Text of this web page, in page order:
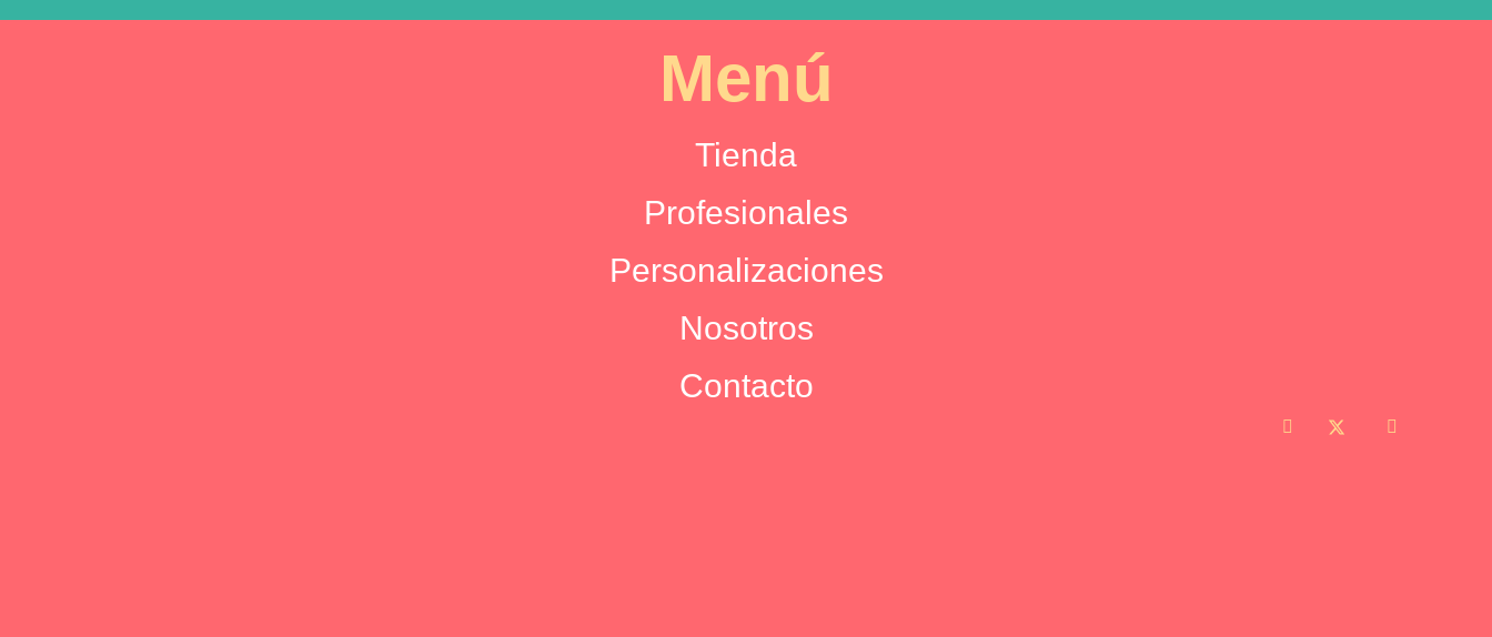
Menú
Tienda
Profesionales
Personalizaciones
Nosotros
Contacto